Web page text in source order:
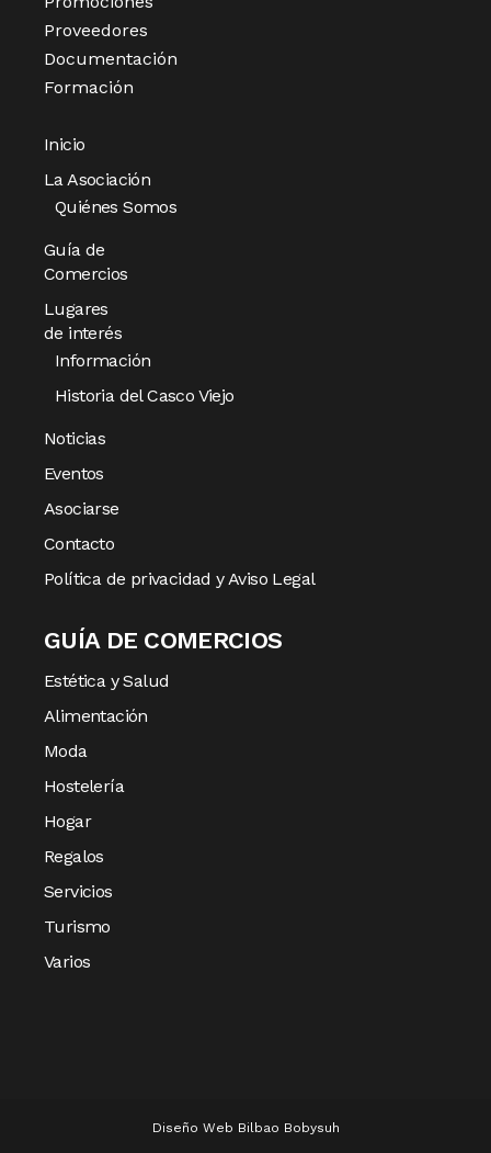
Proveedores
Documentación
Formación
Inicio
La Asociación
Quiénes Somos
Guía de
Comercios
Lugares
de interés
Información
Historia del Casco Viejo
Noticias
Eventos
Asociarse
Contacto
Política de privacidad y Aviso Legal
GUÍA DE COMERCIOS
Estética y Salud
Alimentación
Moda
Hostelería
Hogar
Regalos
Servicios
Turismo
Varios
Diseño Web Bilbao Bobysuh